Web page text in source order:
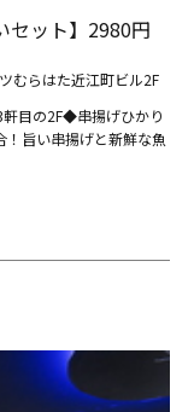
セット】2980円
むらはた近江町ビル2F
目の2F◆串揚げひかり
旨い串揚げと新鮮な魚